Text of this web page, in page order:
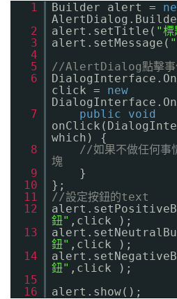
1 Builder alert =
2
alert.setTitle( "標
3
alert.setMessage(
4
5
//AlertDialog點擊事
6
click = new
7
public
void
which) {
8
//如果不做任何事
塊
9
}
10
};
11
//設定按鈕的text
12
鈕" ,click );
13
鈕" ,click );
14
鈕" ,click );
15
16
alert.show();